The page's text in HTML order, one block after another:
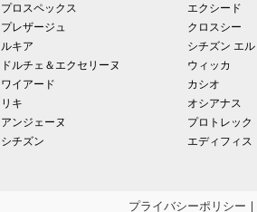
プロスペックス
プレザージュ
ルキア
ドルチェ＆エクセリーヌ
ワイアード
リキ
アンジェーヌ
シチズン
エクシード
クロスシー
シチズン エル
ウィッカ
カシオ
オシアナス
プロトレック
エディフィス
プライバシーポリシー ｜